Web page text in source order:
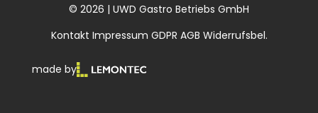
© 2026 | UWD Gastro Betriebs GmbH
Kontakt Impressum GDPR AGB Widerrufsbel.
made by